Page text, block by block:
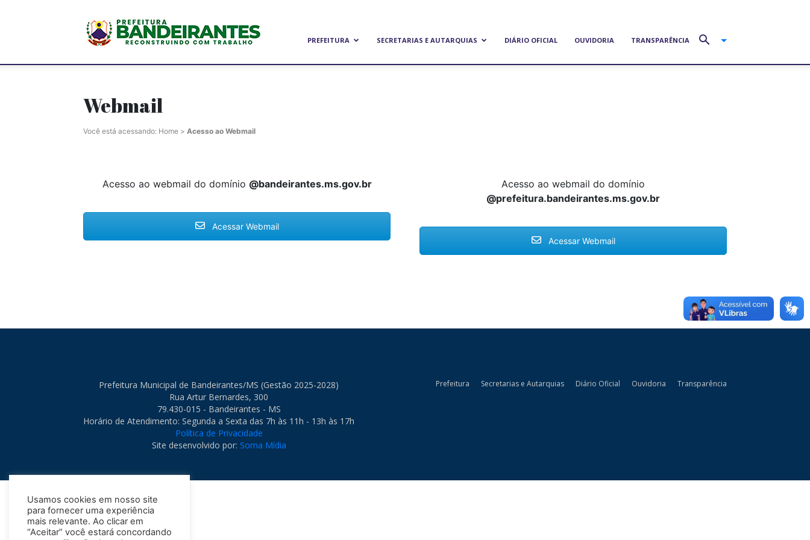
Bandeirantes
PREFEITURA SECRETARIAS E AUTARQUIAS DIÁRIO OFICIAL OUVIDORIA TRANSPARÊNCIA
Webmail
Você está acessando: Home > Acesso ao Webmail
Acesso ao webmail do domínio @bandeirantes.ms.gov.br
Acessar Webmail
Acesso ao webmail do domínio
@prefeitura.bandeirantes.ms.gov.br
Acessar Webmail
Prefeitura Secretarias e Autarquias Diário Oficial Ouvidoria Transparência
Prefeitura Municipal de Bandeirantes/MS (Gestão 2025-2028)
Rua Artur Bernardes, 300
79.430-015 - Bandeirantes - MS
Horário de Atendimento: Segunda a Sexta das 7h às 11h - 13h às 17h
Política de Privacidade
Site desenvolvido por: Soma Mídia
Usamos cookies em nosso site
para fornecer uma experiência
mais relevante. Ao clicar em
“Aceitar” você estará concordando